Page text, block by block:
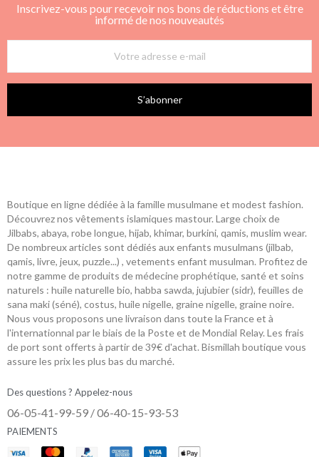
Inscrivez-vous pour recevoir nos bons de réductions et être
informé de nos nouveautés
S’abonner
Boutique en ligne dédiée à la famille musulmane et modest fashion.
Découvrez nos vêtements islamiques mastour. Large choix de
Jilbabs, abaya, robe longue, hijab, khimar, burkini, qamis, muslim wear.
De nombreux articles sont dédiés aux enfants musulmans (jilbab,
qamis, livre, jeux, puzzle...) , vetements enfant musulman. Profitez de
notre gamme de produits de médecine prophétique, santé et soins
naturels : huile naturelle bio, habba sawda, jujubier (sidr), feuilles de
sana maki (séné), costus, huile nigelle, graine nigelle, graine noire.
Nous vous proposons une livraison dans toute la France et à
l'internationnal par le biais de la Poste et de Mondial Relay. Les frais
de port sont offerts à partir de 39€ d'achat. Bismillah boutique vous
assure les prix les plus bas du marché.
Des questions ? Appelez-nous
06-05-41-99-59 / 06-40-15-93-53
PAIEMENTS